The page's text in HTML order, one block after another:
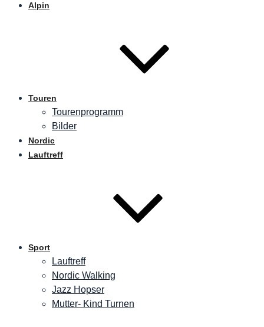
Alpin
Touren
Tourenprogramm
Bilder
Nordic
Lauftreff
Sport
Lauftreff
Nordic Walking
Jazz Hopser
Mutter- Kind Turnen